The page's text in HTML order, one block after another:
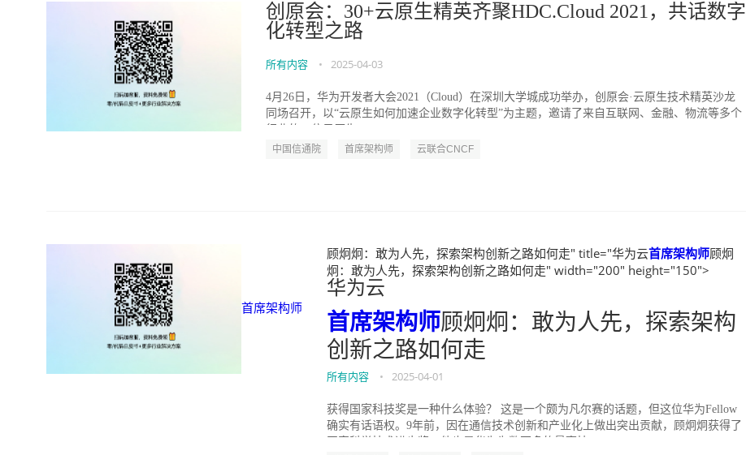
创原会：30+云原生精英齐聚HDC.Cloud 2021，共话数字
化转型之路
所有内容 • 2025-04-03
4月26日，华为开发者大会2021（Cloud）在深圳大学城成功举办，创原会·云原生技术精英沙龙
同场召开，以“云原生如何加速企业数字化转型”为主题，邀请了来自互联网、金融、物流等多个
中国信通院 首席架构师 云联合CNCF
首席架构师
顾炯炯：敢为人先，探索架构创新之路如何走" title="华为云首席架构师顾炯
炯：敢为人先，探索架构创新之路如何走" width="200" height="150">
华为云
首席架构师顾炯炯：敢为人先，探索架构
创新之路如何走
所有内容 • 2025-04-01
获得国家科技奖是一种什么体验？ 这是一个颇为凡尔赛的话题，但这位华为Fellow
确实有话语权。9年前，因在通信技术创新和产业化上做出突出贡献，顾炯炯获得了